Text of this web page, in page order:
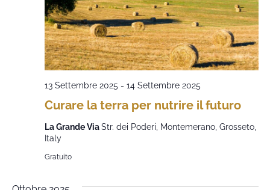
Curare la terra per nutrire il futuro
13 Settembre 2025 - 14 Settembre 2025
La Grande ViaStr. dei Poderi, Montemerano, Grosseto,
Italy
Gratuito